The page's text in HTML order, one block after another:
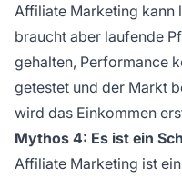
Affiliate Marketing kann
braucht aber laufende
gehalten, Performance
getestet und der Markt
wird das Einkommen
Mythos 4: Es ist ein
Affiliate Marketing ist